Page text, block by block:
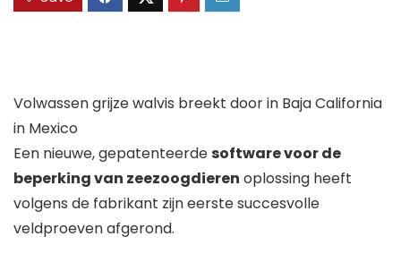
Volwassen grijze walvis breekt door in Baja California
in Mexico
Een nieuwe, gepatenteerdesoftware voor de
beperking van zeezoogdieren oplossing heeft
volgens de fabrikant zijn eerste succesvolle
veldproeven afgerond.